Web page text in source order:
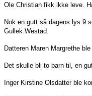
Ole Christian fikk ikke leve.
Nok en gutt så dagens lys 9
Gullek Westad.
Datteren Maren Margrethe
Det skulle bli to barn til, en
Inger Kirstine Olsdatter ble